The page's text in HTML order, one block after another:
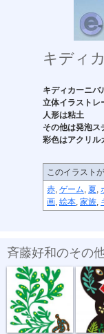
キディ
キディカーニバ
立体イラストレ
人形は粘土
その他は発泡ス
彩色はアクリル
このイラスト
赤, ゲーム, 夏,
画, 絵本, 家族,
斉藤好和のその
植物のチカラ 組み合
どう、このポ... おい